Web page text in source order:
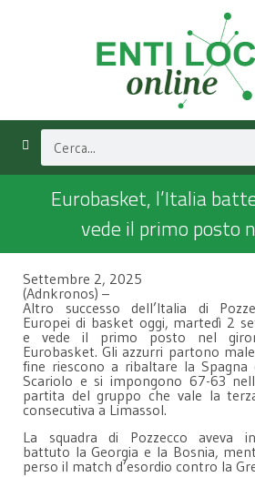
Eurobasket, l’Italia
vede il primo posto
Settembre 2, 2025
(Adnkronos) –
Altro successo dell’Italia di
Europei di basket oggi, martedì 2
e vede il primo posto nel
Eurobasket. Gli azzurri partono
fine riescono a ribaltare la Spagna
Scariolo e si impongono 67-63
partita del gruppo che vale la
consecutiva a Limassol.
La squadra di Pozzecco aveva
battuto la Georgia e la Bosnia,
perso il match d’esordio contro la